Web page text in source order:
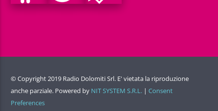
© Copyright 2019 Radio Dolomiti Srl. E' vietata la riproduzione
anche parziale. Powered by NIT SYSTEM S.R.L. | Consent
Preferences